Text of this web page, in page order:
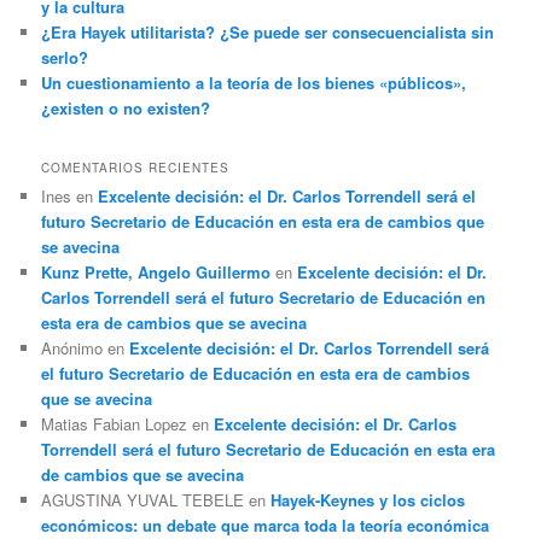
y la cultura
¿Era Hayek utilitarista? ¿Se puede ser consecuencialista sin
serlo?
Un cuestionamiento a la teoría de los bienes «públicos»,
¿existen o no existen?
COMENTARIOS RECIENTES
Ines en Excelente decisión: el Dr. Carlos Torrendell será el
futuro Secretario de Educación en esta era de cambios que
se avecina
Kunz Prette, Angelo Guillermo en Excelente decisión: el Dr.
Carlos Torrendell será el futuro Secretario de Educación en
esta era de cambios que se avecina
Anónimo en Excelente decisión: el Dr. Carlos Torrendell será
el futuro Secretario de Educación en esta era de cambios
que se avecina
Matias Fabian Lopez en Excelente decisión: el Dr. Carlos
Torrendell será el futuro Secretario de Educación en esta era
de cambios que se avecina
AGUSTINA YUVAL TEBELE enHayek-Keynes y los ciclos
económicos: un debate que marca toda la teoría económica